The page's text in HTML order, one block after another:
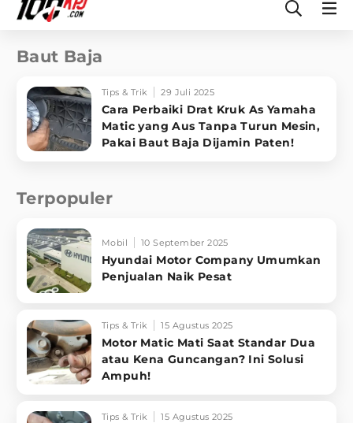
Baut Baja
Tips & Trik 29 Juli 2025
Cara Perbaiki Drat Kruk As Yamaha
Matic yang Aus Tanpa Turun Mesin,
Pakai Baut Baja Dijamin Paten!
Terpopuler
Mobil 10 September 2025
Hyundai Motor Company Umumkan
Penjualan Naik Pesat
Tips & Trik 15 Agustus 2025
Motor Matic Mati Saat Standar Dua
atau Kena Guncangan? Ini Solusi
Ampuh!
Tips & Trik 15 Agustus 2025